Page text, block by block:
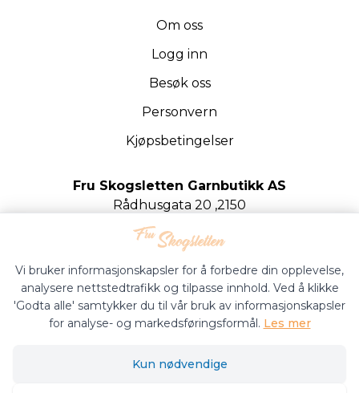
Om oss
Logg inn
Besøk oss
Personvern
Kjøpsbetingelser
Fru Skogsletten Garnbutikk AS
Rådhusgata 20 ,2150
Org.nr. 922020442
Vi bruker informasjonskapsler for å forbedre din opplevelse,
analysere nettstedtrafikk og tilpasse innhold. Ved å klikke
'Godta alle' samtykker du til vår bruk av informasjonskapsler
for analyse- og markedsføringsformål. Les mer
Kun nødvendige